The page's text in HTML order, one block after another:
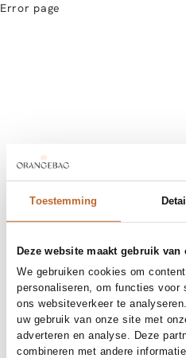
Toestemming
Deze website maakt gebruik van
We gebruiken cookies om
personaliseren, om functies voor
ons websiteverkeer te
uw gebruik van onze site met
adverteren en analyse. Deze
combineren met andere
Error page